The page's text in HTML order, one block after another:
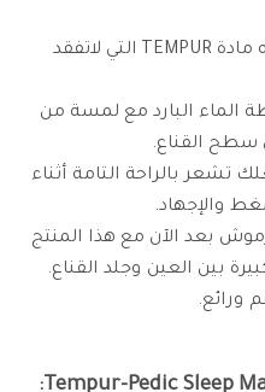
القناع متين يدخل في تركيبه مادة TEMPUR التي لاتفقد
الماء البارد مع لمسة من
سطح القناع.
تشعر بالراحة التامة أثناء
والإجهاد.
بعد الآن مع هذا المنتج
بين العين وجلد القناع.
ورائع.